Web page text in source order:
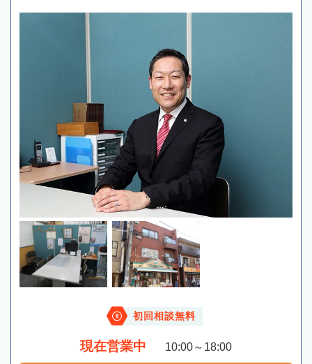
初回相談無料
現在営業中 10:00～18:00